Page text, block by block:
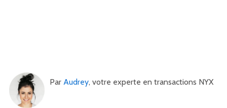
Par Audrey, votre experte en transactions NYX